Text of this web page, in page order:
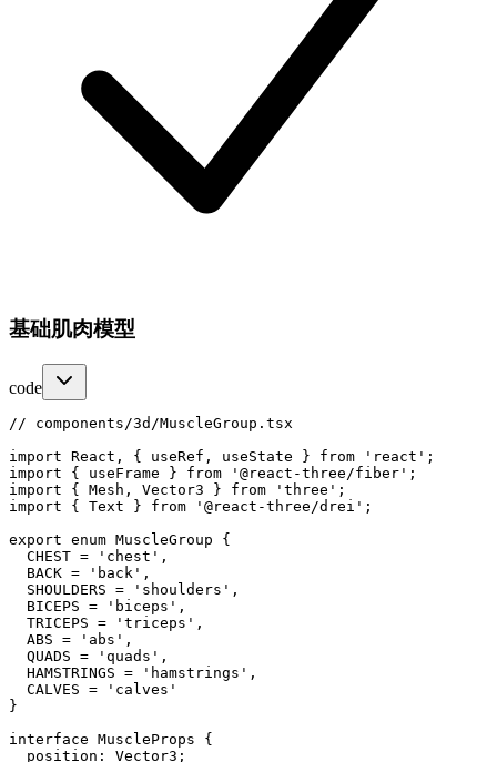
基础肌肉模型
code
// components/3d/MuscleGroup.tsx
import React, { useRef, useState } from 'react';
import { useFrame } from '@react-three/fiber';
import { Mesh, Vector3 } from 'three';
import { Text } from '@react-three/drei';
export enum MuscleGroup {
  CHEST = 'chest',
  BACK = 'back',
  SHOULDERS = 'shoulders',
  BICEPS = 'biceps',
  TRICEPS = 'triceps',
  ABS = 'abs',
  QUADS = 'quads',
  HAMSTRINGS = 'hamstrings',
  CALVES = 'calves'
}
interface MuscleProps {
  position: Vector3;